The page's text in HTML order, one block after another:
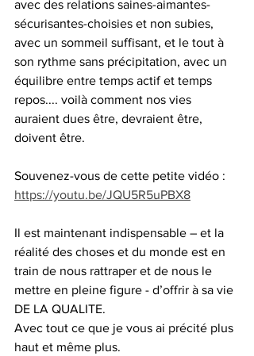
avec des relations saines-aimantes-
sécurisantes-choisies et non subies,
avec un sommeil suffisant, et le tout à
son rythme sans précipitation, avec un
équilibre entre temps actif et temps
repos.... voilà comment nos vies
auraient dues être, devraient être,
doivent être.
Souvenez-vous de cette petite vidéo :
https://youtu.be/JQU5R5uPBX8
Il est maintenant indispensable – et la
réalité des choses et du monde est en
train de nous rattraper et de nous le
mettre en pleine figure - d’offrir à sa vie
DE LA QUALITE.
Avec tout ce que je vous ai précité plus
haut et même plus.